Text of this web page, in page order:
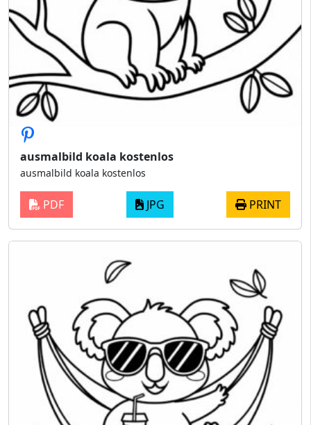
ausmalbild koala kostenlos
ausmalbild koala kostenlos
PDF JPG PRINT